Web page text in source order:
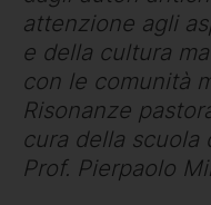
attenzione agli
e della cultura
con le comunità
Risonanze
cura della scuola
Prof. Pierpaolo